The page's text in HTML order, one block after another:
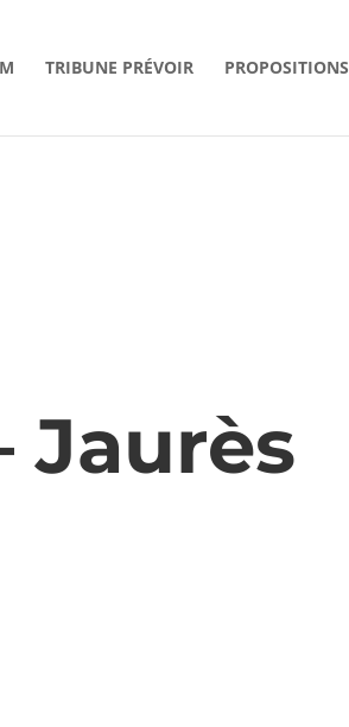
TRIBUNE PRÉVOIR PROPOSITIONS
Jaurès